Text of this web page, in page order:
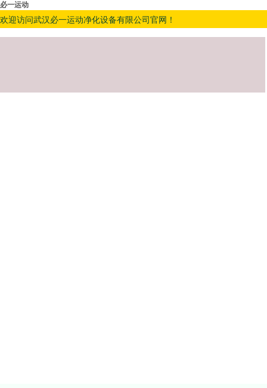
必一运动
欢迎访问武汉必一运动净化设备有限公司官网！